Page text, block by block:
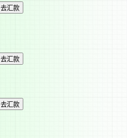
去汇款
去汇款
去汇款